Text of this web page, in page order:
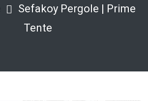
Sefakoy Pergole | Prime
Tente